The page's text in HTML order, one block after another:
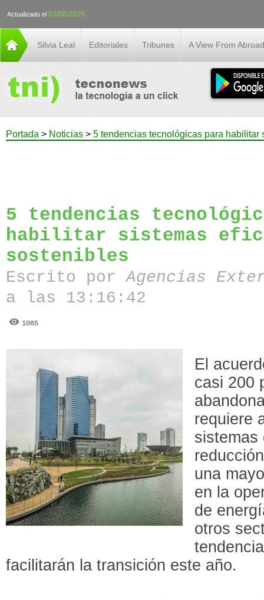
Actualizado el 03/08/2026
Silvia Leal Editoriales Tribunes A View From Abroad
Portada > Noticias > 5 tendencias tecnológicas para habilitar
5 tendencias
habilitar sistemas
sostenibles
Escrito porAgencias
a las 13:16:42
1085
El
casi 200
requiere
sistemas
una
en la
de
otros
facilitarán la transición este año.